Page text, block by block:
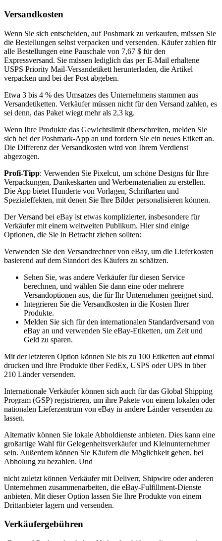
Versandkosten
Wenn Sie sich entscheiden, auf Poshmark zu verkaufen, müssen Sie
die Bestellungen selbst verpacken und versenden. Käufer zahlen für
alle Bestellungen eine Pauschale von 7,67 $ für den
Expressversand. Sie müssen lediglich das per E-Mail erhaltene
USPS Priority Mail-Versandetikett herunterladen, die Artikel
verpacken und bei der Post abgeben.
Etwa 3 bis 4 % des Umsatzes des Unternehmens stammen aus
Versandetiketten. Verkäufer müssen nicht für den Versand zahlen, es
sei denn, das Paket wiegt mehr als 2,3 kg.
Wenn Ihre Produkte das Gewichtslimit überschreiten, melden Sie
sich bei der Poshmark-App an und fordern Sie ein neues Etikett an.
Die Differenz der Versandkosten wird von Ihrem Verdienst
abgezogen.
Profi-Tipp: Verwenden Sie Pixelcut, um schöne Designs für Ihre
Verpackungen, Dankeskarten und Werbematerialien zu erstellen.
Die App bietet Hunderte von Vorlagen, Schriftarten und
Spezialeffekten, mit denen Sie Ihre Bilder personalisieren können.
Der Versand bei eBay ist etwas komplizierter, insbesondere für
Verkäufer mit einem weltweiten Publikum. Hier sind einige
Optionen, die Sie in Betracht ziehen sollten:
Verwenden Sie den Versandrechner von eBay, um die Lieferkosten
basierend auf dem Standort des Käufers zu schätzen.
Sehen Sie, was andere Verkäufer für diesen Service
berechnen, und wählen Sie dann eine oder mehrere
Versandoptionen aus, die für Ihr Unternehmen geeignet sind.
Integrieren Sie die Versandkosten in die Kosten Ihrer
Produkte.
Melden Sie sich für den internationalen Standardversand von
eBay an und verwenden Sie eBay-Etiketten, um Zeit und
Geld zu sparen.
Mit der letzteren Option können Sie bis zu 100 Etiketten auf einmal
drucken und Ihre Produkte über FedEx, USPS oder UPS in über
210 Länder versenden.
Internationale Verkäufer können sich auch für das Global Shipping
Program (GSP) registrieren, um ihre Pakete von einem lokalen oder
nationalen Lieferzentrum von eBay in andere Länder versenden zu
lassen.
Alternativ können Sie lokale Abholdienste anbieten. Dies kann eine
großartige Wahl für Gelegenheitsverkäufer und Kleinunternehmer
sein. Außerdem können Sie Käufern die Möglichkeit geben, bei
Abholung zu bezahlen. Und
nicht zuletzt können Verkäufer mit Deliverr, Shipwire oder anderen
Unternehmen zusammenarbeiten, die eBay-Fulfillment-Dienste
anbieten. Mit dieser Option lassen Sie Ihre Produkte von einem
Drittanbieter lagern und versenden.
Verkäufergebühren